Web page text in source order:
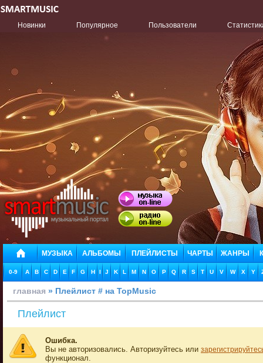
Новинки Популярное Пользователи
МУЗЫКА АЛЬБОМЫ ПЛЕЙЛИСТЫ ЧАРТЫ ЖАНРЫ
0-9 A B C D E F G H I J K L M N O P Q R S T U V W X Y
главная » Плейлист # на TopMusic
Плейлист
Ошибка.
Вы не авторизовались. Авторизуйтесь или
функционал.